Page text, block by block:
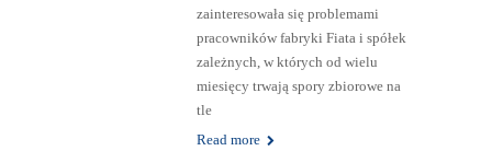
zainteresowała się problemami
pracowników fabryki Fiata i spółek
zależnych, w których od wielu
miesięcy trwają spory zbiorowe na
tle
Read more